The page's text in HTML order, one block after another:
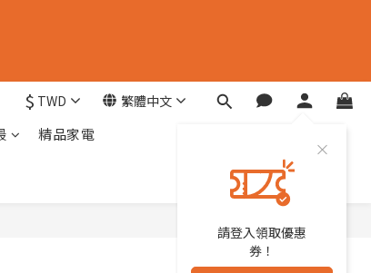
$ TWD 繁體中文
請登入領取優惠
券！
精品家電
立即購買